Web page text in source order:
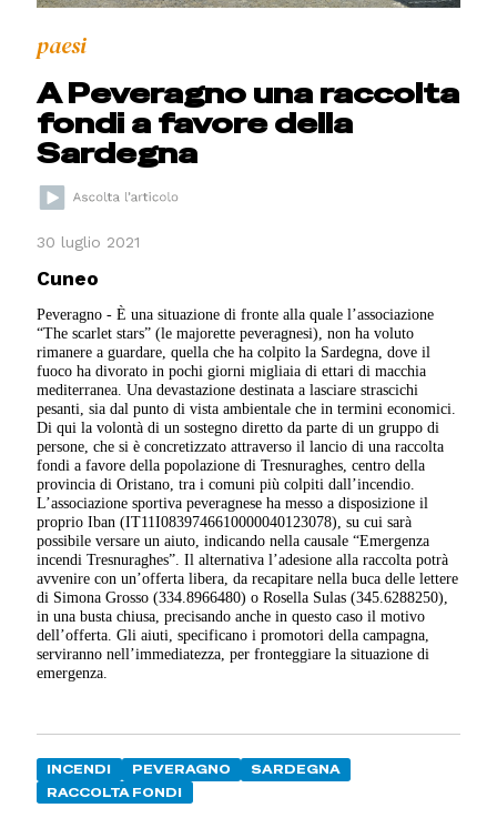
paesi
A Peveragno una raccolta
fondi a favore della
Sardegna
30 luglio 2021
Cuneo
Peveragno - È una situazione di fronte alla quale l’associazione
“The scarlet stars” (le majorette peveragnesi), non ha voluto
rimanere a guardare, quella che ha colpito la Sardegna, dove il
fuoco ha divorato in pochi giorni migliaia di ettari di macchia
mediterranea. Una devastazione destinata a lasciare strascichi
pesanti, sia dal punto di vista ambientale che in termini economici.
Di qui la volontà di un sostegno diretto da parte di un gruppo di
persone, che si è concretizzato attraverso il lancio di una raccolta
fondi a favore della popolazione di Tresnuraghes, centro della
provincia di Oristano, tra i comuni più colpiti dall’incendio.
L’associazione sportiva peveragnese ha messo a disposizione il
proprio Iban (IT11I0839746610000040123078), su cui sarà
possibile versare un aiuto, indicando nella causale “Emergenza
incendi Tresnuraghes”. Il alternativa l’adesione alla raccolta potrà
avvenire con un’offerta libera, da recapitare nella buca delle lettere
di Simona Grosso (334.8966480) o Rosella Sulas (345.6288250),
in una busta chiusa, precisando anche in questo caso il motivo
dell’offerta. Gli aiuti, specificano i promotori della campagna,
serviranno nell’immediatezza, per fronteggiare la situazione di
emergenza.
INCENDI PEVERAGNO
SARDEGNA
RACCOLTA FONDI